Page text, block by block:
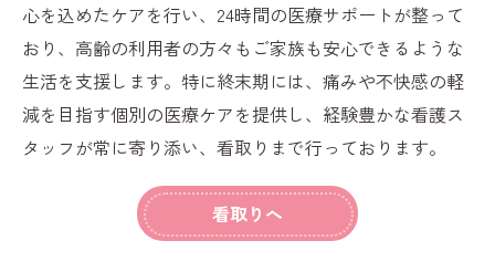
心を込めたケアを行い、24時間の医療サポートが整って
おり、高齢の利用者の方々もご家族も安心できるような
生活を支援します。特に終末期には、痛みや不快感の軽
減を目指す個別の医療ケアを提供し、経験豊かな看護ス
タッフが常に寄り添い、看取りまで行っております。
看取りへ